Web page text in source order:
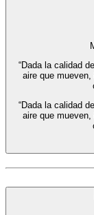
“Dada la calidad
aire que
“Dada la calidad
aire que